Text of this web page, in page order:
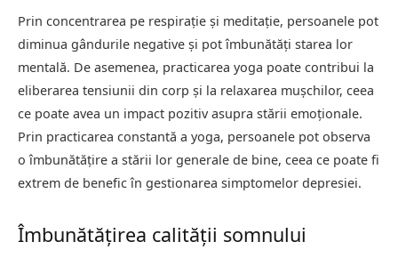
Prin concentrarea pe respirație și meditație, persoanele pot
diminua gândurile negative și pot îmbunătăți starea lor
mentală. De asemenea, practicarea yoga poate contribui la
eliberarea tensiunii din corp și la relaxarea mușchilor, ceea
ce poate avea un impact pozitiv asupra stării emoționale.
Prin practicarea constantă a yoga, persoanele pot observa
o îmbunătățire a stării lor generale de bine, ceea ce poate fi
extrem de benefic în gestionarea simptomelor depresiei.
Îmbunătățirea calității somnului